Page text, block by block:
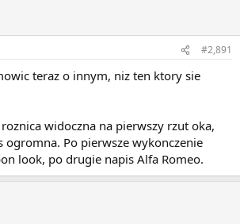
#2,891
teraz o innym, niz ten ktory sie
widoczna na pierwszy rzut oka,
ogromna. Po pierwsze wykonczenie
look, po drugie napis Alfa Romeo.